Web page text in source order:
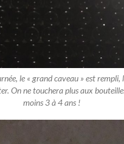
le « grand caveau » est rempli,
On ne touchera plus aux
moins 3 à 4 ans !